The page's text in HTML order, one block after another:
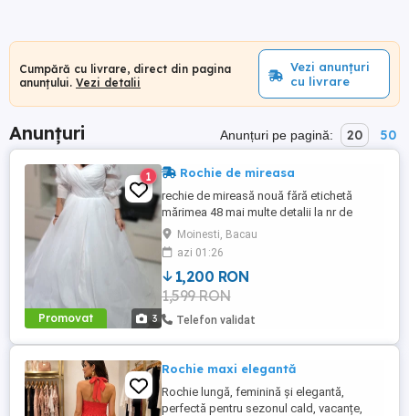
Cumpără cu livrare, direct din pagina
anunțului. Vezi detalii
Vezi anunțuri
cu livrare
Anunțuri Anunțuri pe pagină: 20 50
Promovat 3
1 Rochie de mireasa
rechie de mireasă nouă fără etichetă
mărimea 48 mai multe detalii la nr de
telefonMoinesti, Bacau
azi 01:26
1,200 RON
1,599 RON
Telefon validat
Rochie maxi elegantă
Rochie lungă, feminină și elegantă,
perfectă pentru sezonul cald, vacanțe,